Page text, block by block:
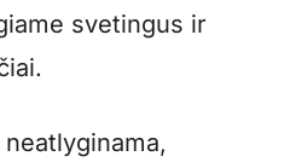
svetingus ir